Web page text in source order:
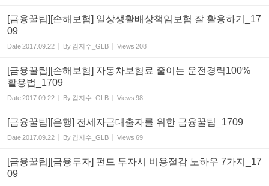
[금융꿀팁][손해보험] 일상생활배상책임보험 잘 활용하기_17
09
Date2017.09.22 By 김지수_GLB Views 208
[금융꿀팁][손해보험] 자동차보험료 줄이는 운전경력100%
활용법_1709
Date2017.09.22 By 김지수_GLB Views 98
[금융꿀팁][은행] 전세자금대출자를 위한 금융꿀팁_1709
Date2017.09.22 By 김지수_GLB Views 69
[금융꿀팁][금융투자] 펀드 투자시 비용절감 노하우 7가지_17
09